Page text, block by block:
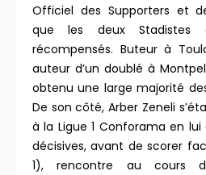
Officiel des Supporters et
que les deux
récompensés. Buteur à
auteur d’un doublé à
obtenu une large majorité
De son côté, Arber Zeneli
à la Ligue 1 Conforama en
décisives, avant de scorer
1), rencontre au cours